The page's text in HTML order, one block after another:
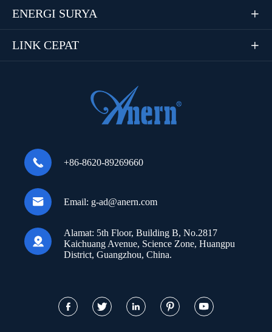
ENERGI SURYA 
LINK CEPAT 
 +86-8620-89269660
 Email: g-ad@anern.com

Alamat: 5th Floor, Building B, No.2817
Kaichuang Avenue, Science Zone, Huangpu
District, Guangzhou, China.
    